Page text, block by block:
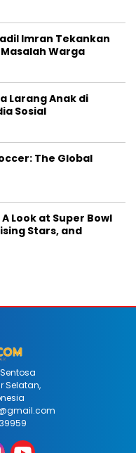
Imran Tekankan
Warga
Larang Anak di
Sosial
The Global
Look at Super Bowl
Stars, and
Selatan,